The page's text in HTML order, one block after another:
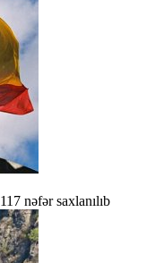
nəfər saxlanılıb